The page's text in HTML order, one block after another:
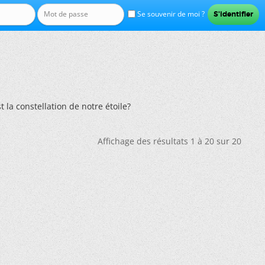
Se souvenir de moi ?
la constellation de notre étoile?
Affichage des résultats 1 à 20 sur 20